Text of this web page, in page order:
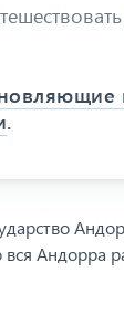
.
Андорра